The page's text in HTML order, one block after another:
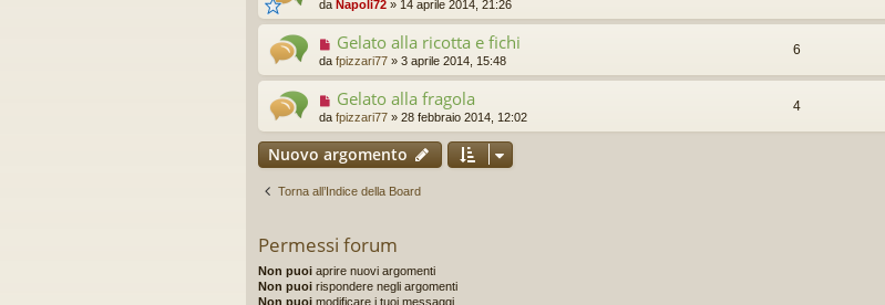
da Napoli72 » 14 aprile 2014, 21:26
Gelato alla ricotta e fichi
da fpizzari77 » 3 aprile 2014, 15:48
6
Gelato alla fragola
da fpizzari77 » 28 febbraio 2014, 12:02
4
Nuovo argomento
Torna all’Indice della Board
Permessi forum
Non puoi aprire nuovi argomenti
Non puoi rispondere negli argomenti
Non puoi modificare i tuoi messaggi